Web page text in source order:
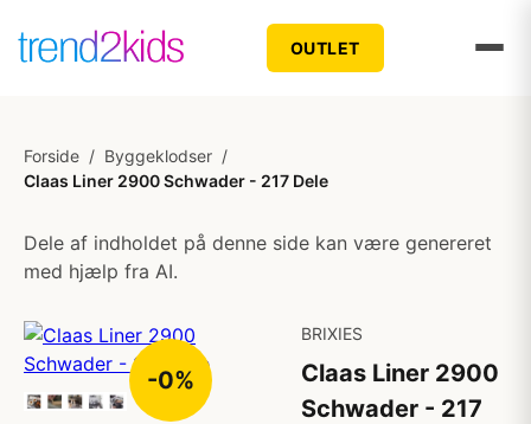
OUTLET
Forside / Byggeklodser /
Claas Liner 2900 Schwader - 217 Dele
Dele af indholdet på denne side kan være genereret
med hjælp fra AI.
-0%
BRIXIES
Claas Liner 2900
Schwader - 217